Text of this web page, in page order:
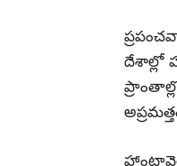
దేశాల్లో